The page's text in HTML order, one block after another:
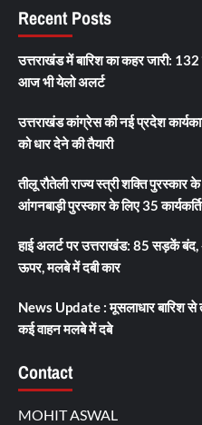
Recent Posts
उत्तराखंड में बारिश का कहर जारी:
आज भी येलो अलर्ट
उत्तराखंड कांग्रेस की नई प्रदेश
को धार देने की तैयारी
तीलू रौतेली राज्य स्त्री शक्ति
आंगनबाड़ी पुरस्कार के लिए 35
हाई अलर्ट पर उत्तराखंड: 85 सड़कें
ऊपर, मलबे में दबी कार
News Update : मूसलाधार बारिश से
कई वाहन मलबे में दबे
Contact
MOHIT ASWAL